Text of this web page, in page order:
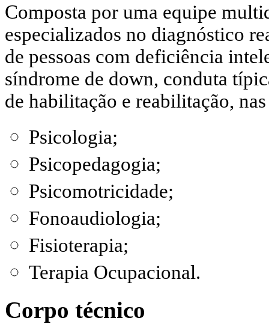
Composta por uma equipe
especializados no diagnóstico
de pessoas com deficiência
síndrome de down, conduta
de habilitação e reabilitação,
Psicologia;
Psicopedagogia;
Psicomotricidade;
Fonoaudiologia;
Fisioterapia;
Terapia Ocupacional.
Corpo técnico